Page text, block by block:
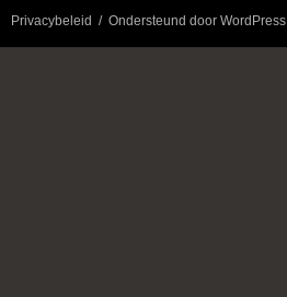
Privacybeleid Ondersteund door WordPress